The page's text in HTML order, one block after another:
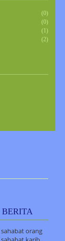
(0)
(0)
(1)
(2)
orang